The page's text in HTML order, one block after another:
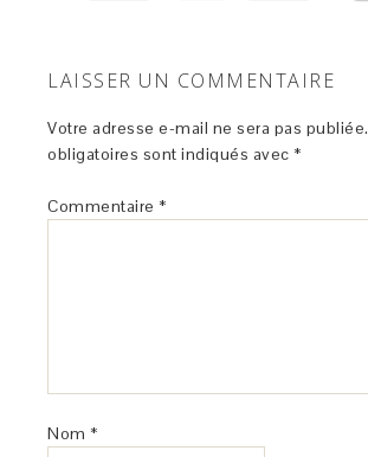
LAISSER UN COMMENTAIRE
Votre adresse e-mail ne sera pas publiée.
obligatoires sont indiqués avec *
Commentaire *
Nom *